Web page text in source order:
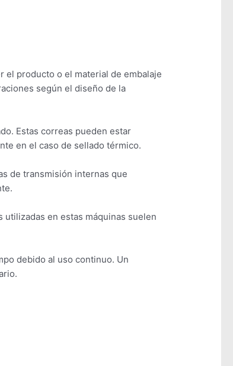
el producto o el material de embalaje
según el diseño de la
Estas correas pueden estar
en el caso de sellado térmico.
de transmisión internas que
en estas máquinas suelen
debido al uso continuo. Un